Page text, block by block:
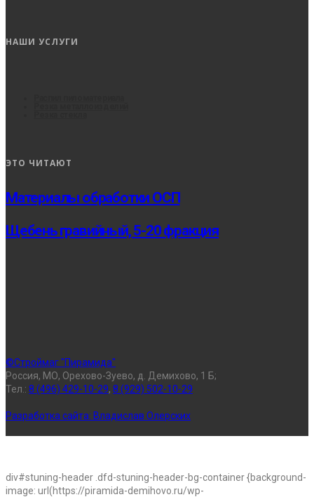
НАШИ УСЛУГИ
ЭТО ЧИТАЮТ
Материалы обработки ОСП
Щебень гравийный, 5-20 фракция
©Строймаг "Пирамида"
Россия, МО, Орехово-Зуево, д. Демихово, 1 Б;
Тел.: 8 (496) 429-10-29, 8 (929) 502-10-29
Разработка сайта: Владислав Олерских
div#stuning-header .dfd-stuning-header-bg-container {background-
image: url(https://piramida-demihovo.ru/wp-